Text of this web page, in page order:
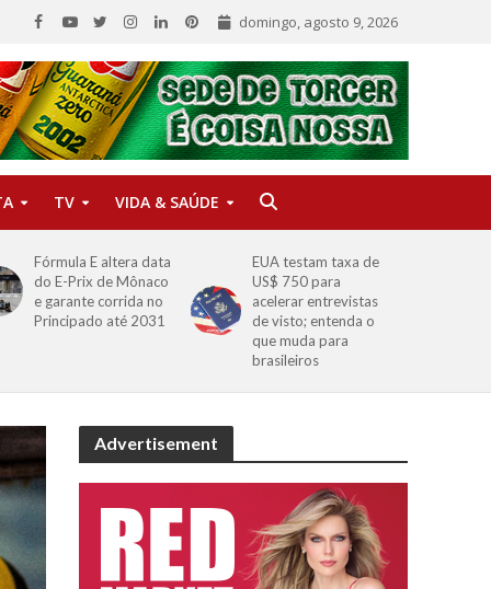
domingo, agosto 9, 2026
TV VIDA & SAÚDE
Fórmula E altera data
do E-Prix de Mônaco
e garante corrida no
Principado até 2031
EUA testam taxa de
US$ 750 para
acelerar entrevistas
de visto; entenda o
que muda para
brasileiros
Advertisement